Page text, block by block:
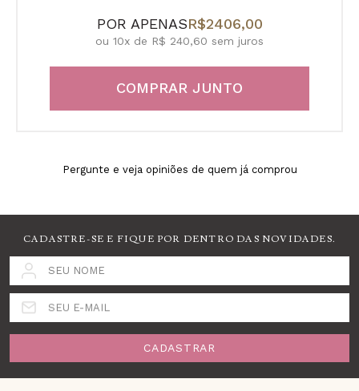
POR APENASR$2406,00
ou 10x de R$ 240,60 sem juros
COMPRAR JUNTO
Pergunte e veja opiniões de quem já comprou
CADASTRE-SE E FIQUE POR DENTRO DAS NOVIDADES.
SEU NOME
SEU E-MAIL
CADASTRAR